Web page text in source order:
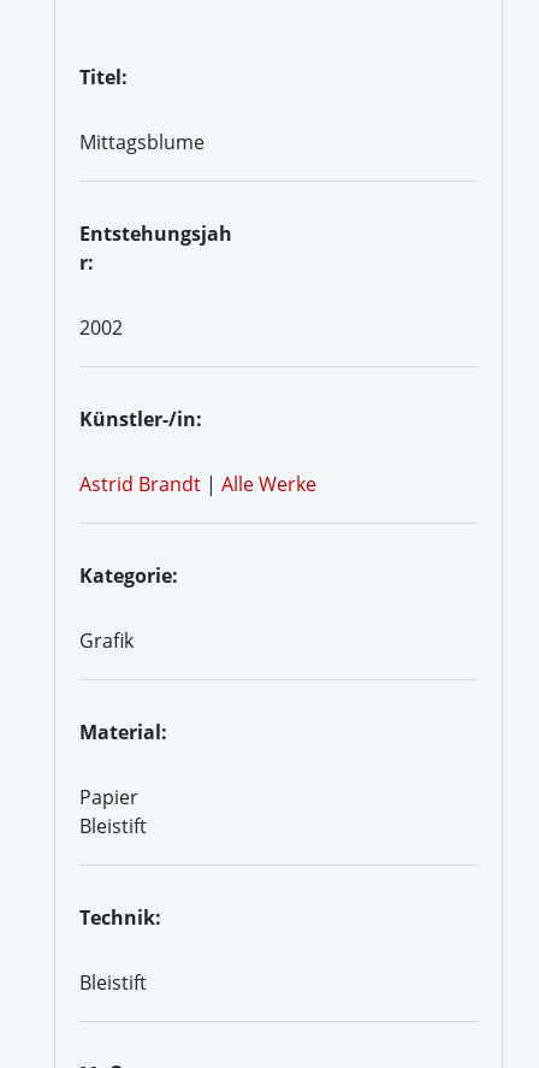
Titel:
Mittagsblume
Entstehungsjah
r:
2002
Künstler-/in:
Astrid Brandt | Alle Werke
Kategorie:
Grafik
Material:
Papier
Bleistift
Technik:
Bleistift